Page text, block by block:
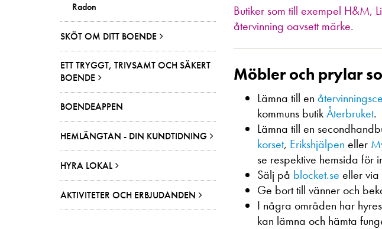
Radon
SKÖT OM DITT BOENDE
ETT TRYGGT, TRIVSAMT OCH SÄKERT
BOENDE
BOENDEAPPEN
HEMLÄNGTAN - DIN KUNDTIDNING
HYRA LOKAL
AKTIVITETER OCH ERBJUDANDEN
Butiker som till exempel H&M,
återvinning oavsett märke.
Möbler och prylar
Lämna till en
kommuns butikÅterbruket.
Lämna till en
korset, Erikshjälpen eller
se respektive hemsida för
Sälj på blocket.se eller via
Ge bort till vänner och
I några områden har
kan lämna och hämta